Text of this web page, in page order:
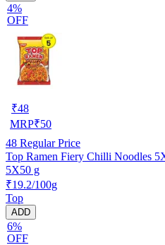
4%
OFF
₹48
MRP₹50
48 Regular Price
Top Ramen Fiery Chilli Noodles
5X50 g
₹19.2/100g
Top
ADD
6%
OFF